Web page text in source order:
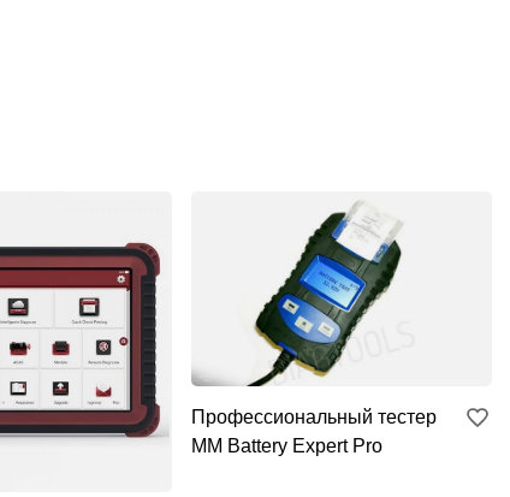
Профессиональный тестер
MM Battery Expert Pro